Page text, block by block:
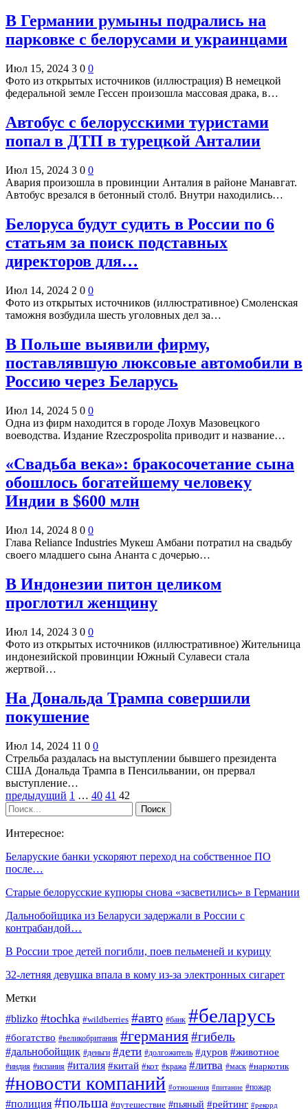
В Германии румыны подрались на
парковке с белорусами и украинцами
Июл 15, 2024 3 0 0
Фото из открытых источников (иллюстрация) В немецкой
федеральной земле Гессен произошла массовая драка, в…
Автобус с белорусскими туристами
попал в ДТП в турецкой Анталии
Июл 15, 2024 3 0 0
Авария произошла в провинции Анталия в районе Манавгат.
Автобус врезался в бетонный столб. Внутри находились…
Белоруса будут судить в России по 6
статьям за поиск подставных
директоров для…
Июл 14, 2024 2 0 0
Фото из открытых источников (иллюстративное) Смоленская
таможня возбудила шесть уголовных дел за…
В Польше выявили фирму,
поставлявшую люксовые автомобили в
Россию через Беларусь
Июл 14, 2024 5 0 0
Одна из фирм находится в городе Лохув Мазовецкого
воеводства. Издание Rzeczpospolita приводит и название…
«Свадьба века»: бракосочетание сына
обошлось богатейшему человеку
Индии в $600 млн
Июл 14, 2024 8 0 0
Глава Reliance Industries Мукеш Амбани потратил на свадьбу
своего младшего сына Ананта с дочерью…
В Индонезии питон целиком
проглотил женщину
Июл 14, 2024 3 0 0
Фото из открытых источников (иллюстративное) Жительница
индонезийской провинции Южный Сулавеси стала
жертвой…
На Дональда Трампа совершили
покушение
Июл 14, 2024 11 0 0
Стрельба раздалась на выступлении бывшего президента
США Дональда Трампа в Пенсильвании, он прервал
выступление…
предыдущий 1 … 40 41 42
Интересное:
Беларуские банки ускоряют переход на собственное ПО
после…
Старые белорусские купюры снова «засветились» в Германии
Дальнобойщика из Беларуси задержали в России с
контрабандой…
В России трое детей погибли, поев пельменей и курицу
32-летняя девушка впала в кому из-за электронных сигарет
Метки
#blizko #tochka #wildberries #авто #банк #беларусь
#богатство #великобритания #германия#гибель
#дальнобойщик #деньги #дети #долгожитель #дуров #животное
#индия #испания #италия #китай #кот #кража #литва #маск #наркотик
#новости компаний #отношения #питание #пожар
#полиция #польша #путешествие #пьяный #рейтинг #рекорд